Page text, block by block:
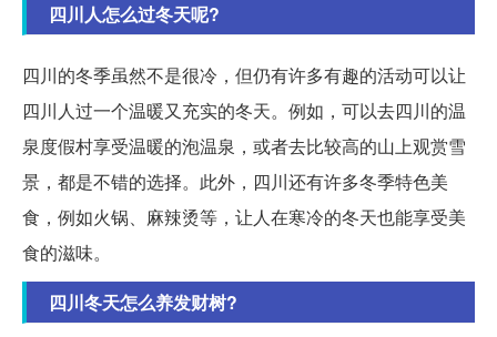
四川人怎么过冬天呢?
四川的冬季虽然不是很冷，但仍有许多有趣的活动可以让
四川人过一个温暖又充实的冬天。例如，可以去四川的温
泉度假村享受温暖的泡温泉，或者去比较高的山上观赏雪
景，都是不错的选择。此外，四川还有许多冬季特色美
食，例如火锅、麻辣烫等，让人在寒冷的冬天也能享受美
食的滋味。
四川冬天怎么养发财树?